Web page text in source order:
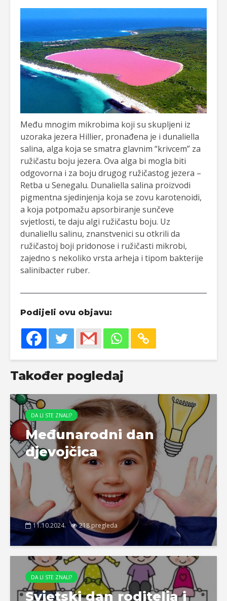
Među mnogim mikrobima koji su skupljeni iz
uzoraka jezera Hillier, pronađena je i dunaliella
salina, alga koja se smatra glavnim “krivcem” za
ružičastu boju jezera. Ova alga bi mogla biti
odgovorna i za boju drugog ružičastog jezera –
Retba u Senegalu. Dunaliella salina proizvodi
pigmentna sjedinjenja koja se zovu karotenoidi,
a koja potpomažu apsorbiranje sunčeve
svjetlosti, te daju algi ružičastu boju. Uz
dunaliellu salinu, znanstvenici su otkrili da
ružičastoj boji pridonose i ružičasti mikrobi,
zajedno s nekoliko vrsta arheja i tipom bakterije
salinibacter ruber.
Podijeli ovu objavu:
Također pogledaj
DA LI STE ZNALI?
Međunarodni dan
djevojčica
11.10.2024. 218 pregleda
DA LI STE ZNALI?
Svjetski dan roditelja i